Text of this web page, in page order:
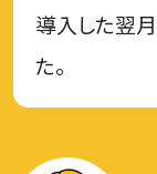
導入した翌
た。